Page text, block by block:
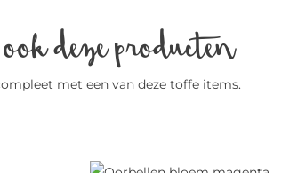
deze producten
met een van deze toffe items.